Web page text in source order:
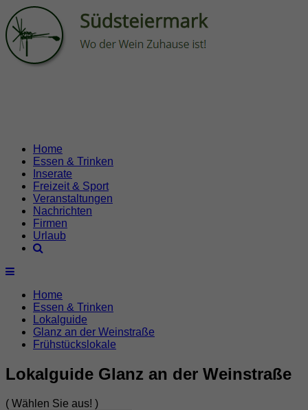
Home
Essen & Trinken
Inserate
Freizeit & Sport
Veranstaltungen
Nachrichten
Firmen
Urlaub
Home
Essen & Trinken
Lokalguide
Glanz an der Weinstraße
Frühstückslokale
Lokalguide Glanz an der Weinstraße
( Wählen Sie aus! )